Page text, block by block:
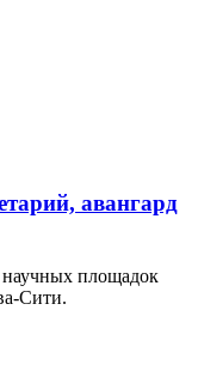
авангард
научных площадок
Сити.